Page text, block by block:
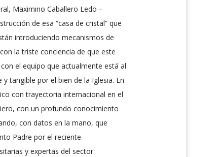
Maximino Caballero Ledo –
de esa “casa de cristal” que
introduciendo mecanismos de
la triste conciencia de que este
el equipo que actualmente está al
tangible por el bien de la Iglesia. En
con trayectoria internacional en el
con un profundo conocimiento
con datos en la mano, que
Padre por el reciente
y expertas del sector